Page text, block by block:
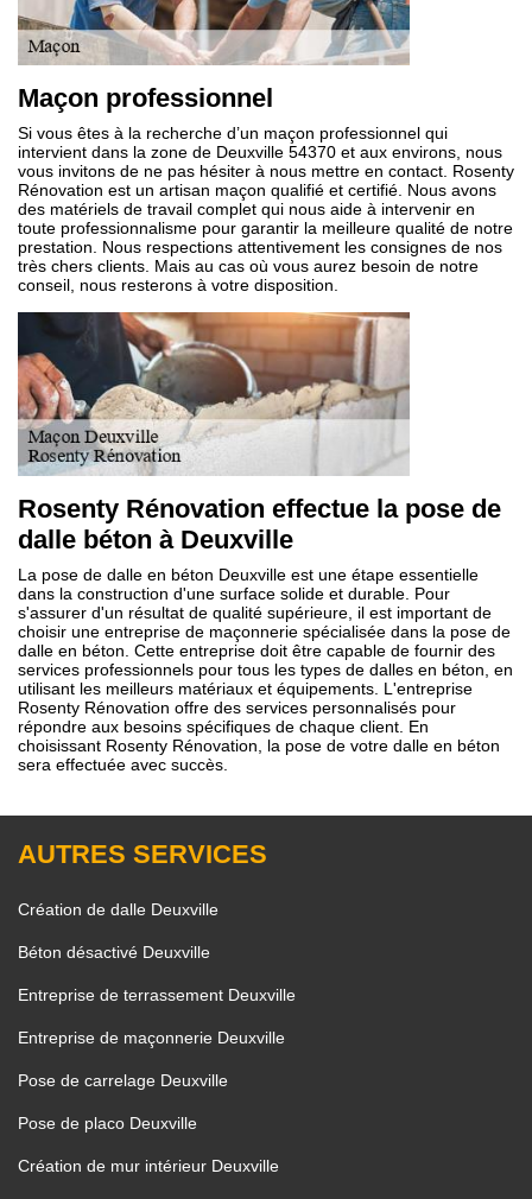
Maçon professionnel
Si vous êtes à la recherche d’un maçon professionnel qui
intervient dans la zone de Deuxville 54370 et aux environs, nous
vous invitons de ne pas hésiter à nous mettre en contact. Rosenty
Rénovation est un artisan maçon qualifié et certifié. Nous avons
des matériels de travail complet qui nous aide à intervenir en
toute professionnalisme pour garantir la meilleure qualité de notre
prestation. Nous respections attentivement les consignes de nos
très chers clients. Mais au cas où vous aurez besoin de notre
conseil, nous resterons à votre disposition.
Rosenty Rénovation effectue la pose de
dalle béton à Deuxville
La pose de dalle en béton Deuxville est une étape essentielle
dans la construction d'une surface solide et durable. Pour
s'assurer d'un résultat de qualité supérieure, il est important de
choisir une entreprise de maçonnerie spécialisée dans la pose de
dalle en béton. Cette entreprise doit être capable de fournir des
services professionnels pour tous les types de dalles en béton, en
utilisant les meilleurs matériaux et équipements. L'entreprise
Rosenty Rénovation offre des services personnalisés pour
répondre aux besoins spécifiques de chaque client. En
choisissant Rosenty Rénovation, la pose de votre dalle en béton
sera effectuée avec succès.
AUTRES SERVICES
Création de dalle Deuxville
Béton désactivé Deuxville
Entreprise de terrassement Deuxville
Entreprise de maçonnerie Deuxville
Pose de carrelage Deuxville
Pose de placo Deuxville
Création de mur intérieur Deuxville